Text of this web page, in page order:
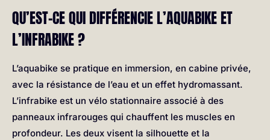
QU’EST-CE QUI DIFFÉRENCIE L’AQUABIKE ET
L’INFRABIKE ?
L’aquabike se pratique en immersion, en cabine privée,
avec la résistance de l’eau et un effet hydromassant.
L’infrabike est un vélo stationnaire associé à des
panneaux infrarouges qui chauffent les muscles en
profondeur. Les deux visent la silhouette et la